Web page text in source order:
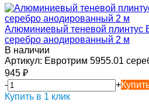
Алюминиевый теневой плинтус
серебро анодированный 2 м
В наличии
Артикул: Евротрим 5955.01
945 ₽
-
+
Купить в 1 клик